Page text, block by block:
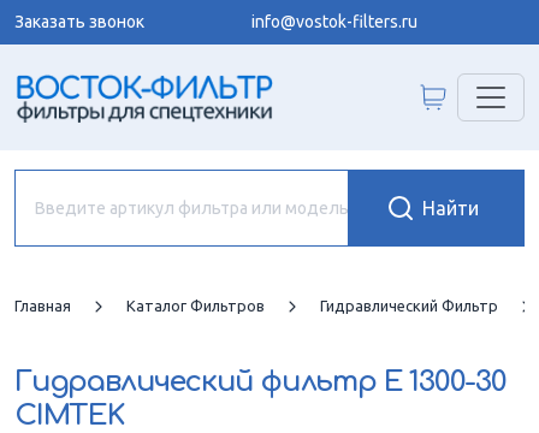
Заказать звонок info@vostok-filters.ru
Главная Каталог Фильтров Гидравлический Фильтр
Гидравлический фильтр E 1300-30
CIMTEK